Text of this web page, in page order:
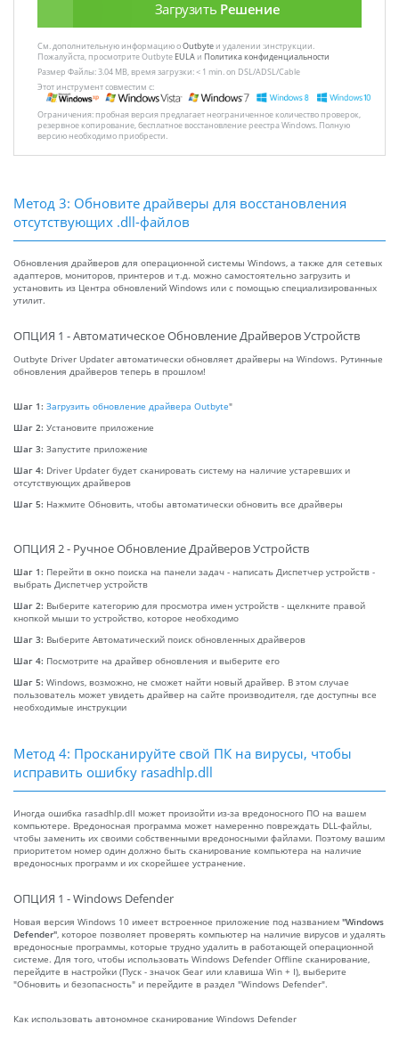
Загрузить Решение
См. дополнительную информацию оOutbyteи удалении :инструкции.
Пожалуйста, просмотрите Outbyte EULAи Политика конфиденциальности
Размер Файлы: 3.04 MB, время загрузки: < 1 min. on DSL/ADSL/Cable
Этот инструмент совместим с:
Ограничения: пробная версия предлагает неограниченное количество проверок,
резервное копирование, бесплатное восстановление реестра Windows. Полную
версию необходимо приобрести.
Метод 3: Обновите драйверы для восстановления
отсутствующих .dll-файлов
Обновления драйверов для операционной системы Windows, а также для сетевых
адаптеров, мониторов, принтеров и т.д. можно самостоятельно загрузить и
установить из Центра обновлений Windows или с помощью специализированных
утилит.
ОПЦИЯ 1 - Автоматическое Обновление Драйверов Устройств
Outbyte Driver Updater автоматически обновляет драйверы на Windows. Рутинные
обновления драйверов теперь в прошлом!
Шаг 1: Загрузить обновление драйвера Outbyte"
Шаг 2: Установите приложение
Шаг 3: Запустите приложение
Шаг 4: Driver Updater будет сканировать систему на наличие устаревших и
отсутствующих драйверов
Шаг 5: Нажмите Обновить, чтобы автоматически обновить все драйверы
ОПЦИЯ 2 - Ручное Обновление Драйверов Устройств
Шаг 1: Перейти в окно поиска на панели задач - написать Диспетчер устройств -
выбрать Диспетчер устройств
Шаг 2: Выберите категорию для просмотра имен устройств - щелкните правой
кнопкой мыши то устройство, которое необходимо
Шаг 3: Выберите Автоматический поиск обновленных драйверов
Шаг 4: Посмотрите на драйвер обновления и выберите его
Шаг 5: Windows, возможно, не сможет найти новый драйвер. В этом случае
пользователь может увидеть драйвер на сайте производителя, где доступны все
необходимые инструкции
Метод 4: Просканируйте свой ПК на вирусы, чтобы
исправить ошибку rasadhlp.dll
Иногда ошибка rasadhlp.dll может произойти из-за вредоносного ПО на вашем
компьютере. Вредоносная программа может намеренно повреждать DLL-файлы,
чтобы заменить их своими собственными вредоносными файлами. Поэтому вашим
приоритетом номер один должно быть сканирование компьютера на наличие
вредоносных программ и их скорейшее устранение.
ОПЦИЯ 1 - Windows Defender
Новая версия Windows 10 имеет встроенное приложение под названием "Windows
Defender" , которое позволяет проверять компьютер на наличие вирусов и удалять
вредоносные программы, которые трудно удалить в работающей операционной
системе. Для того, чтобы использовать Windows Defender Offline сканирование,
перейдите в настройки (Пуск - значок Gear или клавиша Win + I), выберите
"Обновить и безопасность" и перейдите в раздел "Windows Defender".
Как использовать автономное сканирование Windows Defender